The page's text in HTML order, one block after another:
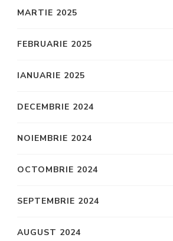
MARTIE 2025
FEBRUARIE 2025
IANUARIE 2025
DECEMBRIE 2024
NOIEMBRIE 2024
OCTOMBRIE 2024
SEPTEMBRIE 2024
AUGUST 2024